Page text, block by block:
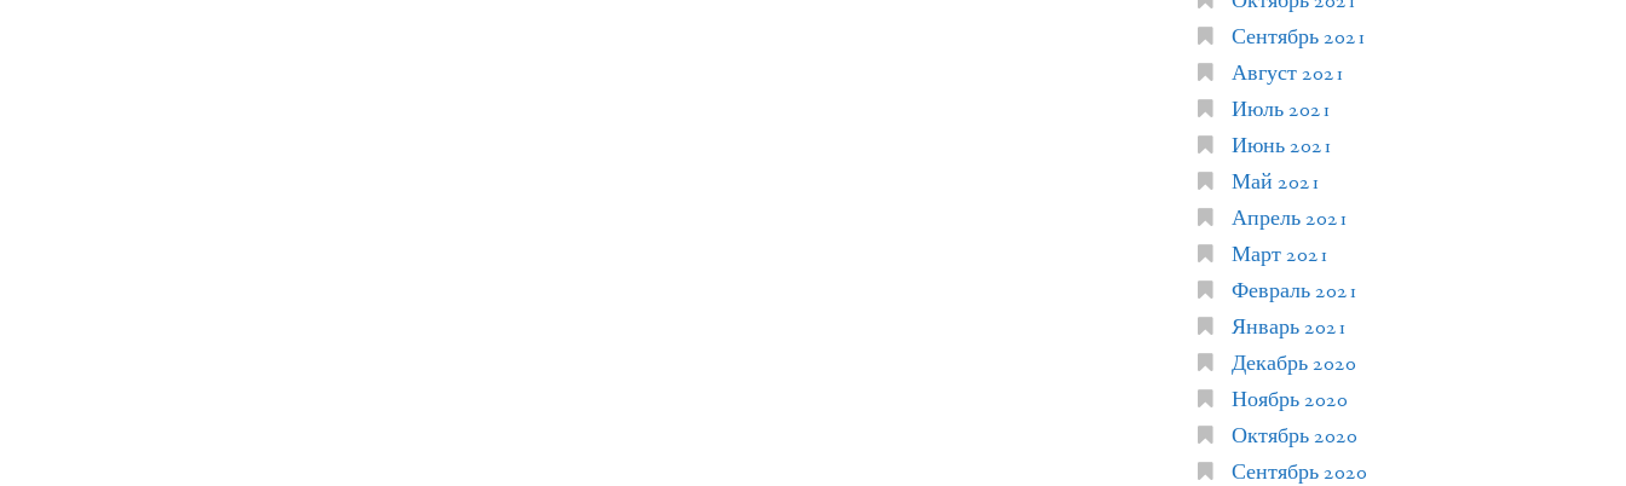
Сентябрь 2021
Август 2021
Июль 2021
Июнь 2021
Май 2021
Апрель 2021
Март 2021
Февраль 2021
Январь 2021
Декабрь 2020
Ноябрь 2020
Октябрь 2020
Сентябрь 2020